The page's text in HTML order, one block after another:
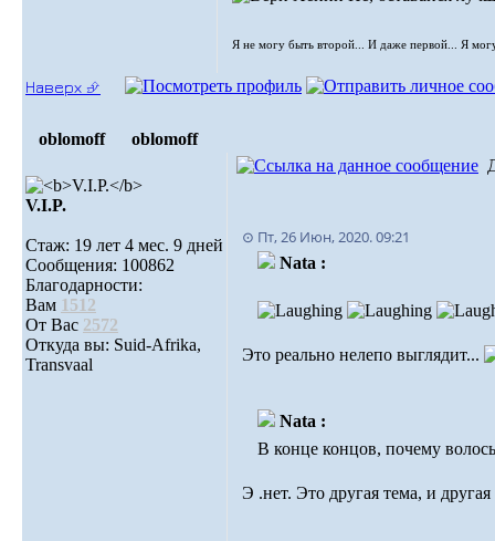
Я не могу быть второй... И даже первой... Я
Наверх ⮵
oblomoff oblomoff
V.I.P.
Стаж: 19 лет 4 мес. 9 дней
Сообщения: 100862
Благодарности:
Вам 1512
От Вас 2572
Откуда вы: Suid-Afrika,
Transvaal
⊙ Пт, 26 Июн, 2020. 09:21
Nata :
Это реально нелепо выглядит...
Nata :
В конце концов, почему
Э .нет. Это другая тема, и